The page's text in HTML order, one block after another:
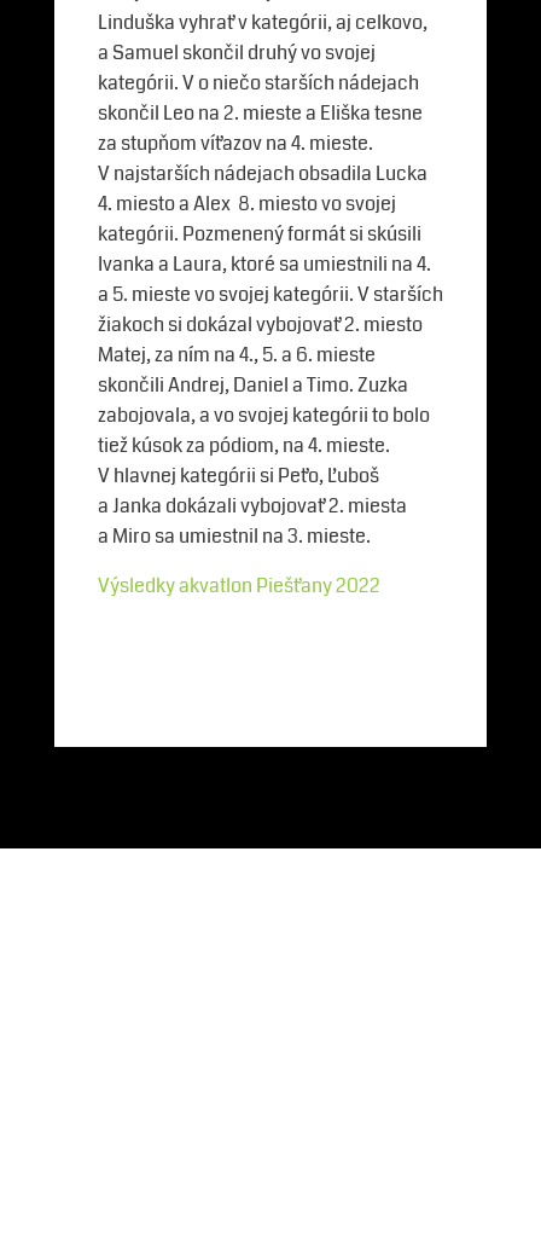
Linduška vyhrať v kategórii, aj celkovo,
a Samuel skončil druhý vo svojej
kategórii. V o niečo starších nádejach
skončil Leo na 2. mieste a Eliška tesne
za stupňom víťazov na 4. mieste.
V najstarších nádejach obsadila Lucka
4. miesto a Alex 8. miesto vo svojej
kategórii. Pozmenený formát si skúsili
Ivanka a Laura, ktoré sa umiestnili na 4.
a 5. mieste vo svojej kategórii. V starších
žiakoch si dokázal vybojovať 2. miesto
Matej, za ním na 4., 5. a 6. mieste
skončili Andrej, Daniel a Timo. Zuzka
zabojovala, a vo svojej kategórii to bolo
tiež kúsok za pódiom, na 4. mieste.
V hlavnej kategórii si Peťo, Ľuboš
a Janka dokázali vybojovať 2. miesta
a Miro sa umiestnil na 3. mieste.
Výsledky akvatlon Piešťany 2022